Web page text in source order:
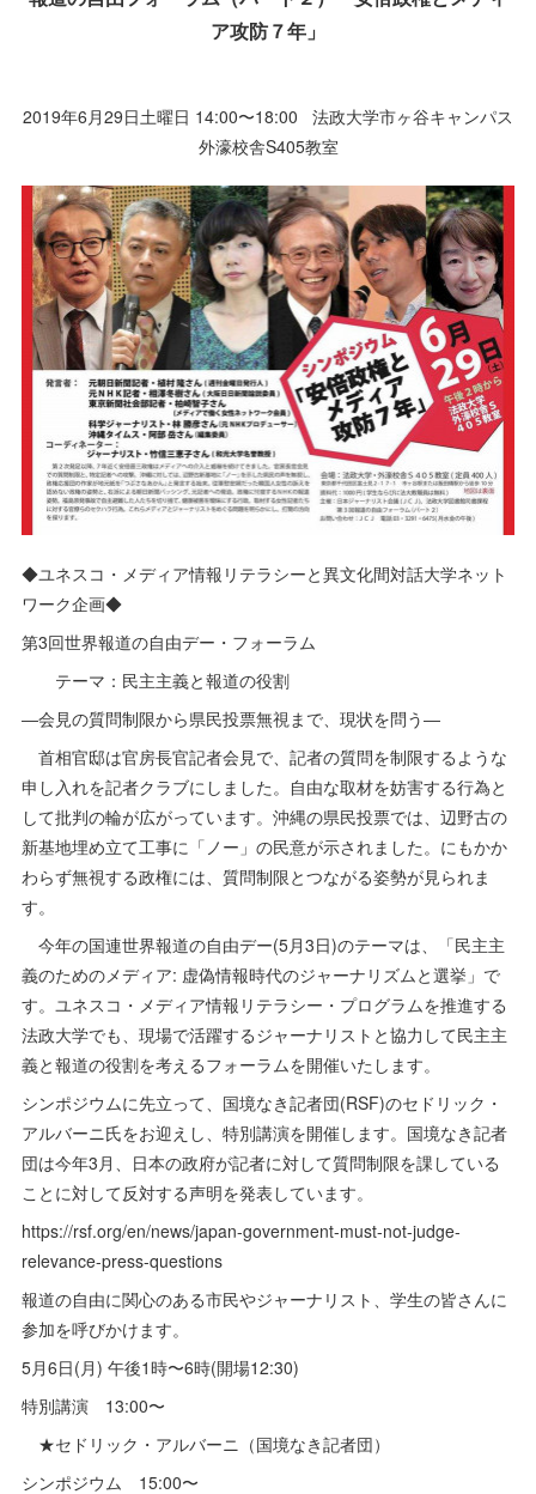
ア攻防７年」
2019年6月29日土曜日 14:00〜18:00 法政大学市ヶ谷キャンパス
外濠校舎S405教室
◆ユネスコ・メディア情報リテラシーと異文化間対話大学ネット
ワーク企画◆
第3回世界報道の自由デー・フォーラム
テーマ：民主主義と報道の役割
―会見の質問制限から県民投票無視まで、現状を問う―
首相官邸は官房長官記者会見で、記者の質問を制限するような
申し入れを記者クラブにしました。自由な取材を妨害する行為と
して批判の輪が広がっています。沖縄の県民投票では、辺野古の
新基地埋め立て工事に「ノー」の民意が示されました。にもかか
わらず無視する政権には、質問制限とつながる姿勢が見られま
す。
今年の国連世界報道の自由デー(5月3日)のテーマは、「民主主
義のためのメディア: 虚偽情報時代のジャーナリズムと選挙」で
す。ユネスコ・メディア情報リテラシー・プログラムを推進する
法政大学でも、現場で活躍するジャーナリストと協力して民主主
義と報道の役割を考えるフォーラムを開催いたします。
シンポジウムに先立って、国境なき記者団(RSF)のセドリック・
アルバーニ氏をお迎えし、特別講演を開催します。国境なき記者
団は今年3月、日本の政府が記者に対して質問制限を課している
ことに対して反対する声明を発表しています。
https://rsf.org/en/news/japan-government-must-not-judge-
relevance-press-questions
報道の自由に関心のある市民やジャーナリスト、学生の皆さんに
参加を呼びかけます。
5月6日(月) 午後1時〜6時(開場12:30)
特別講演 13:00〜
★セドリック・アルバーニ（国境なき記者団）
シンポジウム 15:00〜